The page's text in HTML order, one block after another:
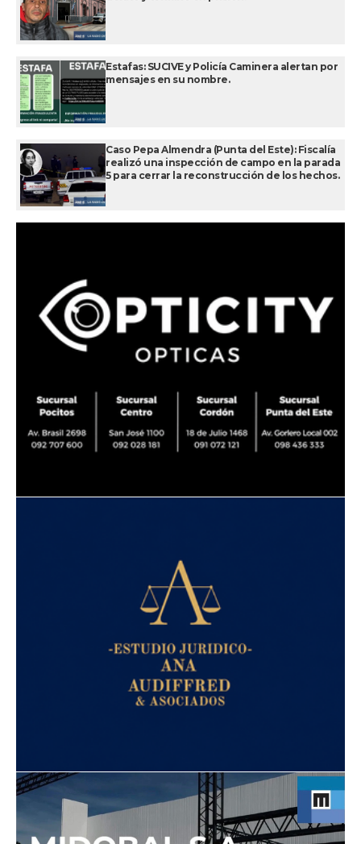
Estafas: SUCIVE y Policía Caminera alertan por
mensajes en su nombre.
Caso Pepa Almendra (Punta del Este): Fiscalía
realizó una inspección de campo en la parada
5 para cerrar la reconstrucción de los hechos.